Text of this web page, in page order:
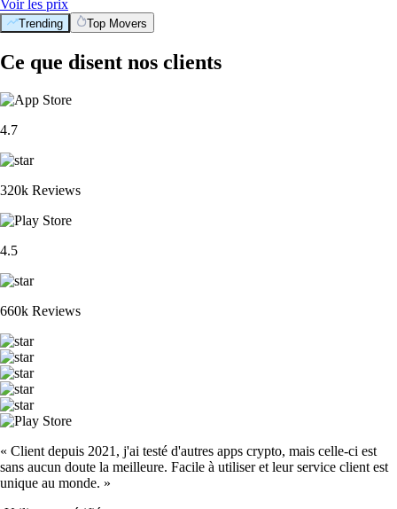
Voir les prix
Trending Top Movers
Ce que disent nos clients
4.7
320k Reviews
4.5
660k Reviews
« Client depuis 2021, j'ai testé d'autres apps crypto, mais celle-ci est
sans aucun doute la meilleure. Facile à utiliser et leur service client est
unique au monde. »